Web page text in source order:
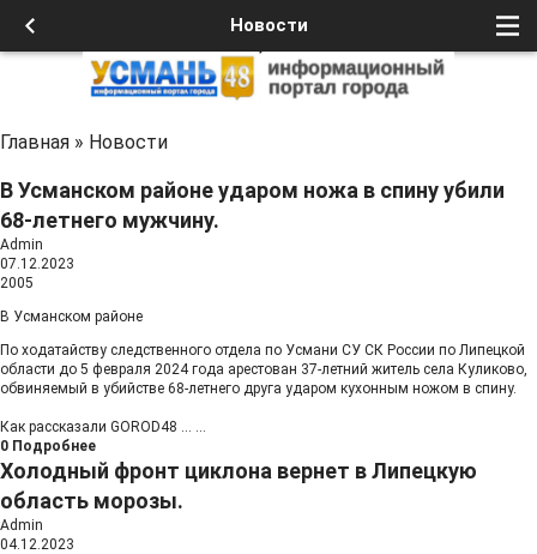
Новости
Главная » Новости
В Усманском районе ударом ножа в спину убили
68-летнего мужчину.
Admin
07.12.2023
2005
В Усманском районе
По ходатайству следственного отдела по Усмани СУ СК России по Липецкой
области до 5 февраля 2024 года арестован 37-летний житель села Куликово,
обвиняемый в убийстве 68-летнего друга ударом кухонным ножом в спину.
Как рассказали GOROD48 ... ...
0 Подробнее
Холодный фронт циклона вернет в Липецкую
область морозы.
Admin
04.12.2023